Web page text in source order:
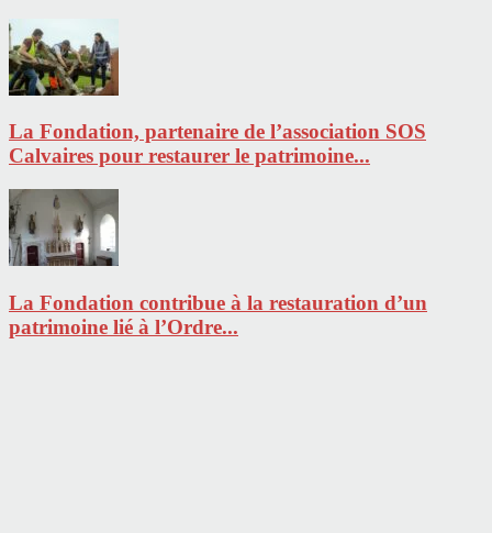
La Fondation, partenaire de l’association SOS
Calvaires pour restaurer le patrimoine...
La Fondation contribue à la restauration d’un
patrimoine lié à l’Ordre...